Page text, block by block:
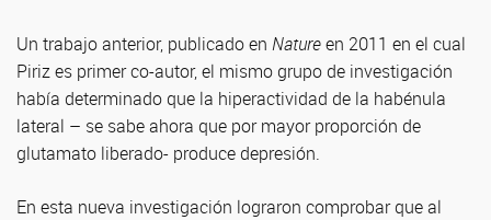
Un trabajo anterior, publicado en Natureen 2011 en el cual
Piriz es primer co-autor, el mismo grupo de investigación
había determinado que la hiperactividad de la habénula
lateral – se sabe ahora que por mayor proporción de
glutamato liberado- produce depresión.
En esta nueva investigación lograron comprobar que al